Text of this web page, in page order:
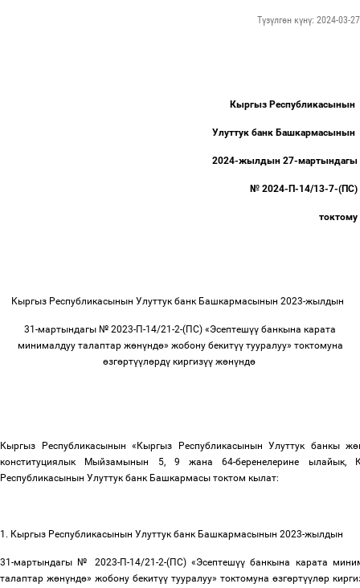
Түзүлгөн күнү: 2024-03-27
Кыргыз Республикасынын
Улуттук банк Башкармасынын
2024-жылдын 27-мартындагы
№ 2024-П-14/13-7-(ПС)
токтому
Кыргыз Республикасынын Улуттук банк Башкармасынын 2023-жылдын
31-мартындагы № 2023-П-14/21-2-(ПС) «Эсептешүү банкына карата
минималдуу талаптар жөнүндө» жобону бекитүүтууралуу» токтомуна
өзгөртүүлөрдүкиргизүүжөнүндө
Кыргыз Республикасынын «Кыргыз Республикасынын Улуттук банкы жө
конституциялык Мыйзамынын 5, 9 жана 64-беренелерине ылайык,
Республикасынын Улуттук банк Башкармасы токтом кылат:
1. Кыргыз Республикасынын Улуттук банк Башкармасынын 2023-жылдын
31-мартындагы № 2023-П-14/21-2-(ПС) «Эсептешүү банкына карата
талаптар жөнүндө» жобону бекитүү тууралуу» токтомуна өзгөртүүлөр